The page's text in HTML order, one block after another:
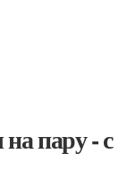
пару - с